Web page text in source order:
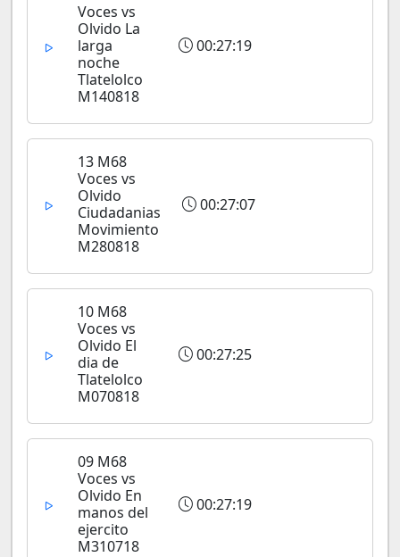
Voces vs
Olvido La
larga
noche
Tlatelolco
M140818
00:27:19
13 M68
Voces vs
Olvido
Ciudadanias
Movimiento
M280818
00:27:07
10 M68
Voces vs
Olvido El
dia de
Tlatelolco
M070818
00:27:25
09 M68
Voces vs
Olvido En
manos del
ejercito
M310718
00:27:19